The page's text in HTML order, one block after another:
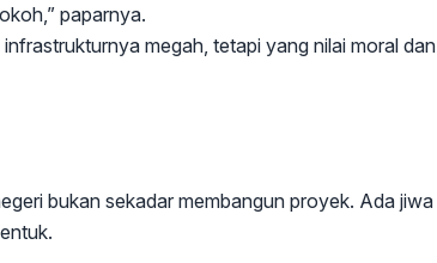
paparnya.
megah, tetapi yang nilai moral dan
bukan sekadar membangun proyek. Ada jiwa